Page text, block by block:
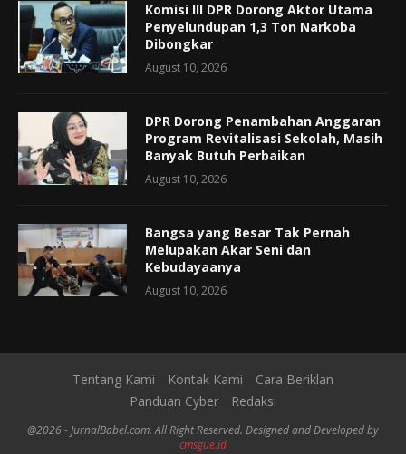
Komisi III DPR Dorong Aktor Utama
Penyelundupan 1,3 Ton Narkoba
Dibongkar
August 10, 2026
DPR Dorong Penambahan Anggaran
Program Revitalisasi Sekolah, Masih
Banyak Butuh Perbaikan
August 10, 2026
Bangsa yang Besar Tak Pernah
Melupakan Akar Seni dan
Kebudayaanya
August 10, 2026
Tentang Kami Kontak Kami
Cara Beriklan
Panduan Cyber
Redaksi
@2026 - JurnalBabel.com. All Right Reserved. Designed and Developed by
cmsgue.id